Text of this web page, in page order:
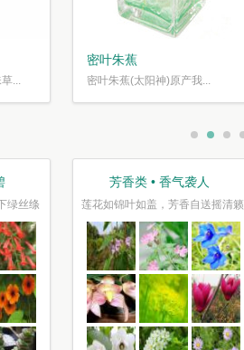
...
密叶朱蕉
密叶朱蕉(太阳神)原产我...
瓣瓣香
观叶类 • 枝繁叶茂
停车坐爱枫林晚，霜叶红于二月花